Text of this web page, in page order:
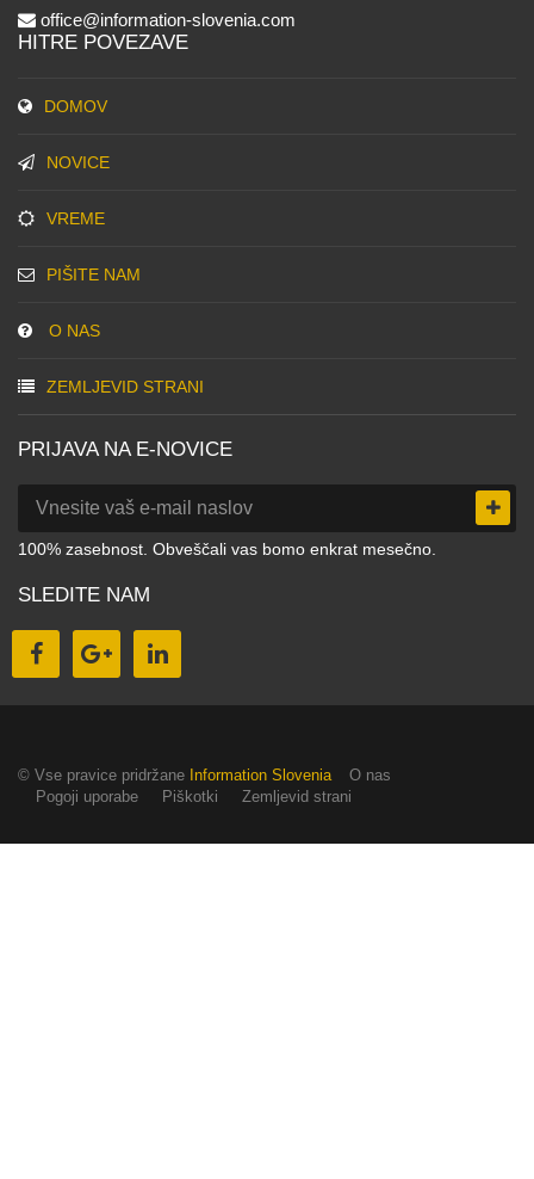
office@information-slovenia.com
HITRE POVEZAVE
DOMOV
NOVICE
VREME
PIŠITE NAM
O NAS
ZEMLJEVID STRANI
PRIJAVA NA E-NOVICE
100% zasebnost. Obveščali vas bomo enkrat mesečno.
SLEDITE NAM
© Vse pravice pridržane Information Slovenia
O nas
Pogoji uporabe
Piškotki Zemljevid strani